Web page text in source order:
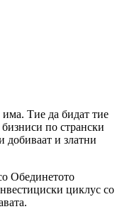
Тие да бидат тие
по странски
добиваат и златни
Обединетото
циклус со